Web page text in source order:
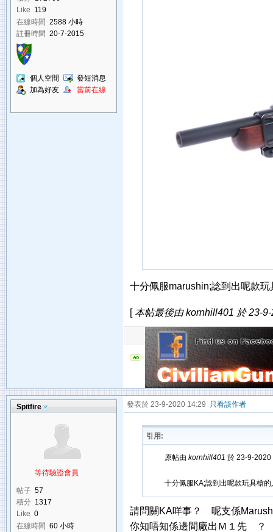
Like 119
在線時間 2588 小時
註冊時間 20-7-2015
個人空間
發短消息
加為好友
當前在線
十分佩服marushin;諗到出呢款玩
[本帖最後由 kornhill401 於 23-
Spitfire
等待驗證會員
帖子 57
積分 1317
Like 0
在線時間 60 小時
發表於 23-9-2020 14:29 只看該作者
引用:
原帖由 kornhill401 於 23-9-
十分佩服KA;諗到出呢款玩具槍的
請問關KA咩事？ 呢支係
你知唔知係邊間廠出Ｍ１先 ？